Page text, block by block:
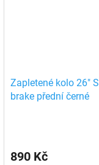
Zapletené kolo 26"
brake přední černé
890 Kč